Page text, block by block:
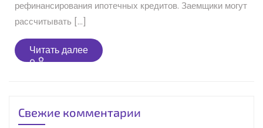
рефинансирования ипотечных кредитов. Заемщики могут
рассчитывать […]
Читать далееЧитать
далее
Свежие комментарии